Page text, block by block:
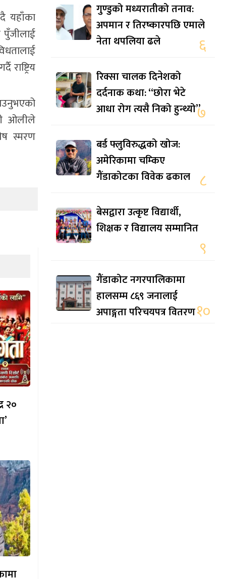
यहाँका
पुँजीलाई
ओलीले
स्मरण
२०
गुण्डुको मध्यरातीको तनाव:
अपमान र तिरष्कारपछि एमाले
नेता थपलिया ढले
६
रिक्सा चालक दिनेशको
दर्दनाक कथा: “छोरा भेटे
आधा रोग त्यसै निको हुन्थ्यो”७
बर्ड फ्लुविरुद्धको खोज:
अमेरिकामा चम्किए
गैंडाकोटका विवेक ढकाल ८
बेसद्वारा उत्कृष्ट विद्यार्थी,
शिक्षक र विद्यालय सम्मानित
९
गैंडाकोट नगरपालिकामा
हालसम्म ८६९ जनालाई
अपाङ्गता परिचयपत्र वितरण१०